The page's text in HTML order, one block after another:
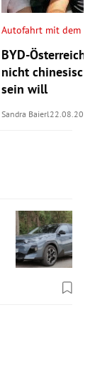
Autofahrt mit dem
BYD-Österreich-
nicht
sein will
Sandra Baierl22.08.2024